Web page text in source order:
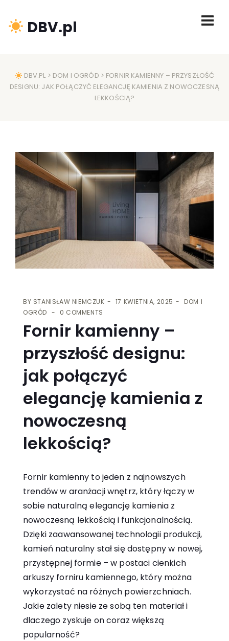
DBV.pl
DBV.PL > DOM I OGRÓD > FORNIR KAMIENNY – PRZYSZŁOŚĆ
DESIGNU: JAK POŁĄCZYĆ ELEGANCJĘ KAMIENIA Z NOWOCZESNĄ
LEKKOŚCIĄ?
BY STANISŁAW NIEMCZUK 17 KWIETNIA, 2025
DOM I
OGRÓD
0 COMMENTS
Fornir kamienny –
przyszłość designu:
jak połączyć
elegancję kamienia z
nowoczesną
lekkością?
Fornir kamienny to jeden z najnowszych
trendów w aranżacji wnętrz, który łączy w
sobie naturalną elegancję kamienia z
nowoczesną lekkością i funkcjonalnością.
Dzięki zaawansowanej technologii produkcji,
kamień naturalny stał się dostępny w nowej,
przystępnej formie – w postaci cienkich
arkuszy forniru kamiennego, który można
wykorzystać na różnych powierzchniach.
Jakie zalety niesie ze sobą ten materiał i
dlaczego zyskuje on coraz większą
popularność?